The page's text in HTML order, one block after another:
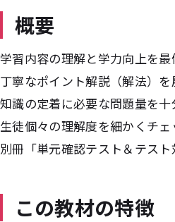
概要
学習内容の理解と学力向上を
丁寧なポイント解説（解法）を
知識の定着に必要な問題量を
生徒個々の理解度を細かくチェ
別冊「単元確認テスト＆テス
この教材の特徴